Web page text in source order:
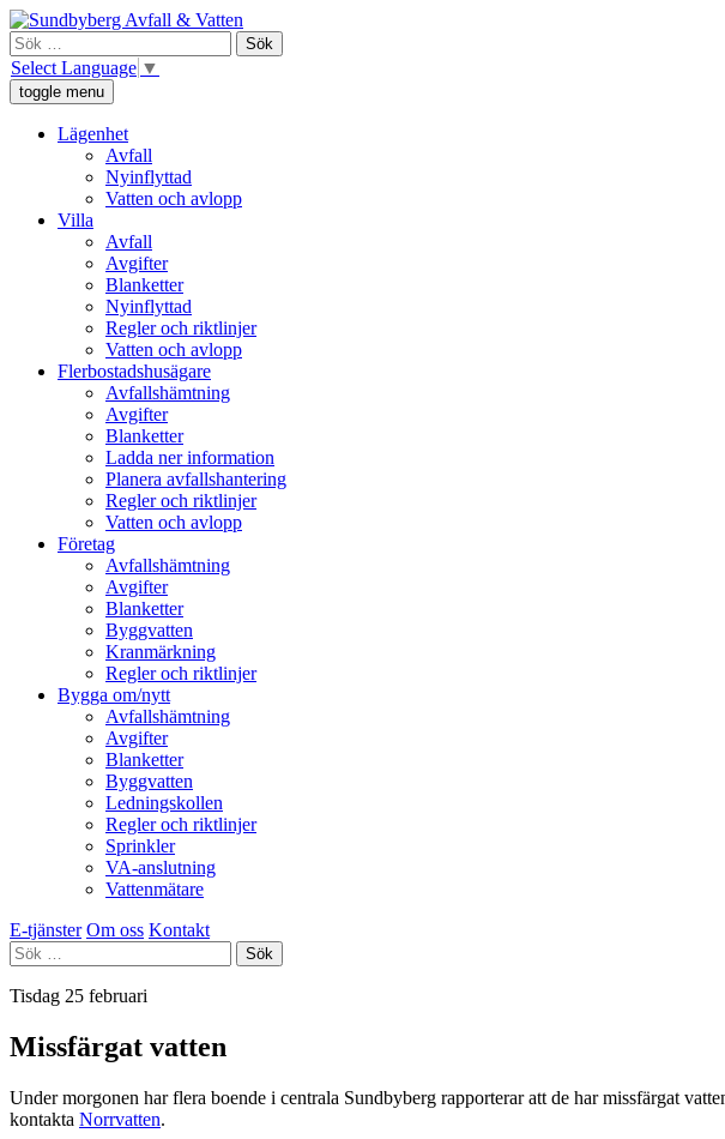
Skip
to
content
Sundbyberg Avfall och Vatten
Vi ansvarar för sophämtning, leverans av rent dricksvatten och att avloppsvattnet tas omhand i
Sök
efter:
Select Language ▼
toggle menu
Lägenhet
Avfall
Nyinflyttad
Vatten och avlopp
Villa
Avfall
Avgifter
Blanketter
Nyinflyttad
Regler och riktlinjer
Vatten och avlopp
Flerbostadshusägare
Avfallshämtning
Avgifter
Blanketter
Ladda ner information
Planera avfallshantering
Regler och riktlinjer
Vatten och avlopp
Företag
Avfallshämtning
Avgifter
Blanketter
Byggvatten
Kranmärkning
Regler och riktlinjer
Bygga om/nytt
Avfallshämtning
Avgifter
Blanketter
Byggvatten
Ledningskollen
Regler och riktlinjer
Sprinkler
VA-anslutning
Vattenmätare
E-tjänster Om oss Kontakt
Sök
efter:
Tisdag 25 februari
Missfärgat vatten
Under morgonen har flera boende i centrala Sundbyberg rapporterar att de har missfärgat
kontakta Norrvatten.